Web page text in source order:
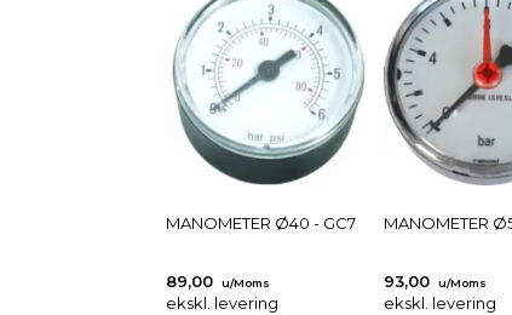
MANOMETER Ø40 - GC7
89,00 u/Moms
ekskl. levering
MANOMETER
93,00 u/Moms
ekskl. levering